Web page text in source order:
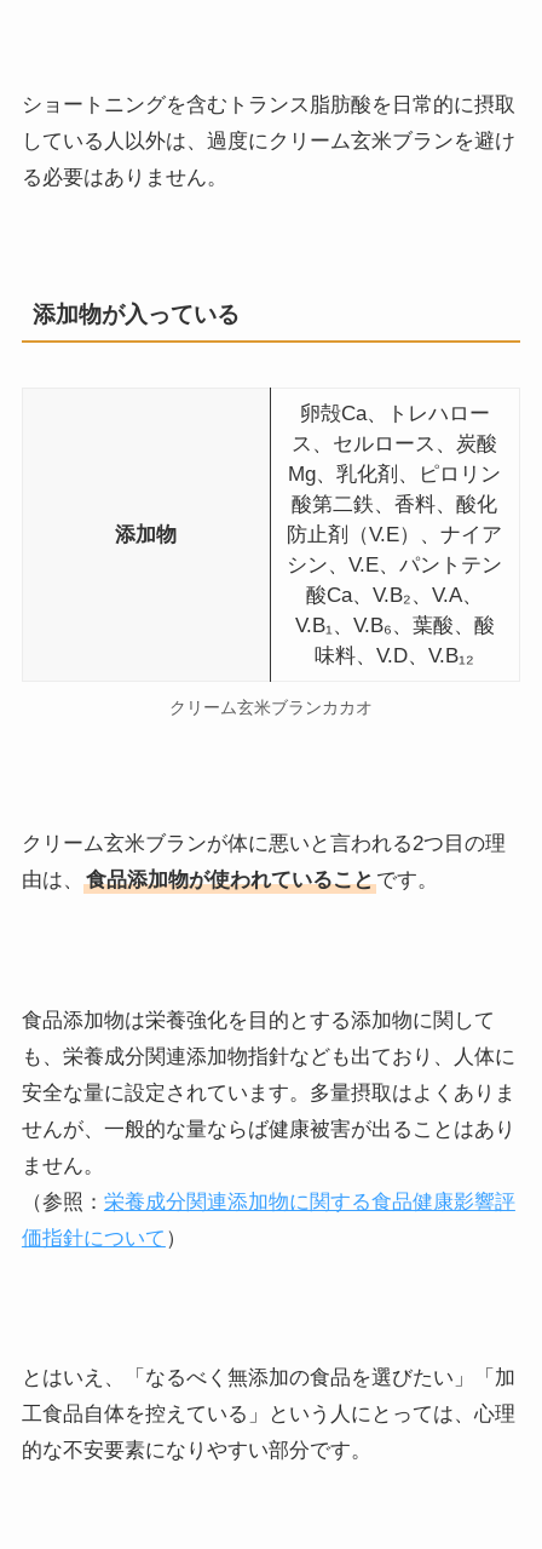
ショートニングを含むトランス脂肪酸を日常的に摂取
している人以外は、過度にクリーム玄米ブランを避け
る必要はありません。
添加物が入っている
添加物
卵殻Ca、トレハロー
ス、セルロース、炭酸
Mg、乳化剤、ピロリン
酸第二鉄、香料、酸化
防止剤（V.E）、ナイア
シン、V.E、パントテン
酸Ca、V.B₂、V.A、
V.B₁、V.B₆、葉酸、酸
味料、V.D、V.B₁₂
クリーム玄米ブランカカオ
クリーム玄米ブランが体に悪いと言われる2つ目の理
由は、
食品添加物が使われていることです。
食品添加物は栄養強化を目的とする添加物に関して
も、栄養成分関連添加物指針なども出ており、人体に
安全な量に設定されています。多量摂取はよくありま
せんが、一般的な量ならば健康被害が出ることはあり
ません。
（参照： 栄養成分関連添加物に関する食品健康影響評
価指針について ）
とはいえ、「なるべく無添加の食品を選びたい」「加
工食品自体を控えている」という人にとっては、心理
的な不安要素になりやすい部分です。